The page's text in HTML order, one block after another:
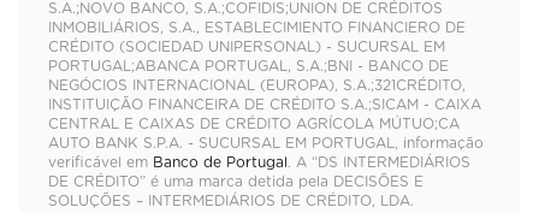
S.A.;NOVO BANCO, S.A.;COFIDIS;UNION DE CRÉDITOS
INMOBILIÁRIOS, S.A., ESTABLECIMIENTO FINANCIERO DE
CRÉDITO (SOCIEDAD UNIPERSONAL) - SUCURSAL EM
PORTUGAL;ABANCA PORTUGAL, S.A.;BNI - BANCO DE
NEGÓCIOS INTERNACIONAL (EUROPA), S.A.;321CRÉDITO,
INSTITUIÇÃO FINANCEIRA DE CRÉDITO S.A.;SICAM - CAIXA
CENTRAL E CAIXAS DE CRÉDITO AGRÍCOLA MÚTUO;CA
AUTO BANK S.P.A. - SUCURSAL EM PORTUGAL, informação
verificável em Banco de Portugal. A “DS INTERMEDIÁRIOS
DE CRÉDITO” é uma marca detida pela DECISÕES E
SOLUÇÕES – INTERMEDIÁRIOS DE CRÉDITO, LDA.